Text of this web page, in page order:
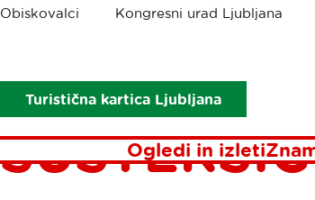
Obiskovalci Kongresni urad Ljubljana
Turistična kartica Ljubljana
Ogledi in izleti
Drobtinice
SOBE -
ŠUŠTERŠIČ